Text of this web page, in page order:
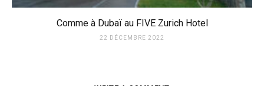
Comme à Dubaï au FIVE Zurich Hotel
22 DÉCEMBRE 2022